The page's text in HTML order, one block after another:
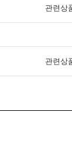
관련상
관련상